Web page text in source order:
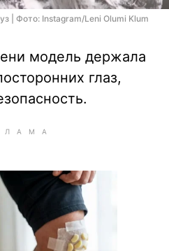
| Фото: Instagram/Leni Olumi Klum
модель держала
глаз,